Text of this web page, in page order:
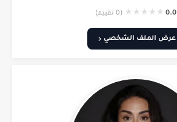
0.0
★
★
★
★
★ (0 تقييم)
عرض الملف الشخصي